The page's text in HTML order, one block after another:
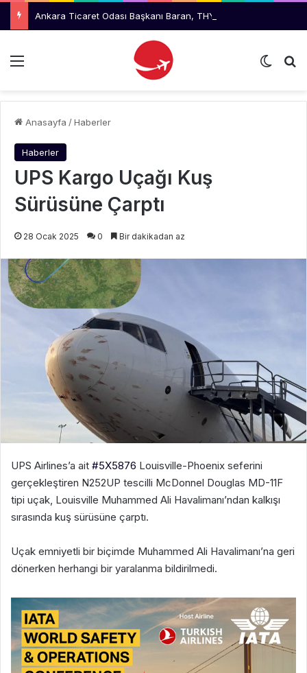
Menü Dış
Anasayfa /Haberler
Haberler
UPS Kargo Uçağı Kuş
Sürüsüne Çarptı
28 Ocak 2025 0 Bir dakikadan az
UPS Airlines’a ait #5X5876 Louisville-Phoenix seferini
gerçekleştiren N252UP tescilli McDonnel Douglas MD-11F
tipi uçak, Louisville Muhammed Ali Havalimanı’ndan kalkışı
sırasında kuş sürüsüne çarptı.
Uçak emniyetli bir biçimde Muhammed Ali Havalimanı’na geri
dönerken herhangi bir yaralanma bildirilmedi.